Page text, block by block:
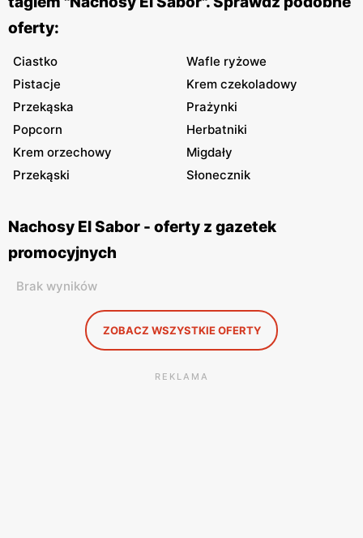
oferty:
Ciastko
Wafle ryżowe
Pistacje
Krem czekoladowy
Przekąska
Prażynki
Popcorn
Herbatniki
Krem orzechowy
Migdały
Przekąski
Słonecznik
Nachosy El Sabor - oferty z gazetek
promocyjnych
Brak wyników
ZOBACZ WSZYSTKIE OFERTY
REKLAMA